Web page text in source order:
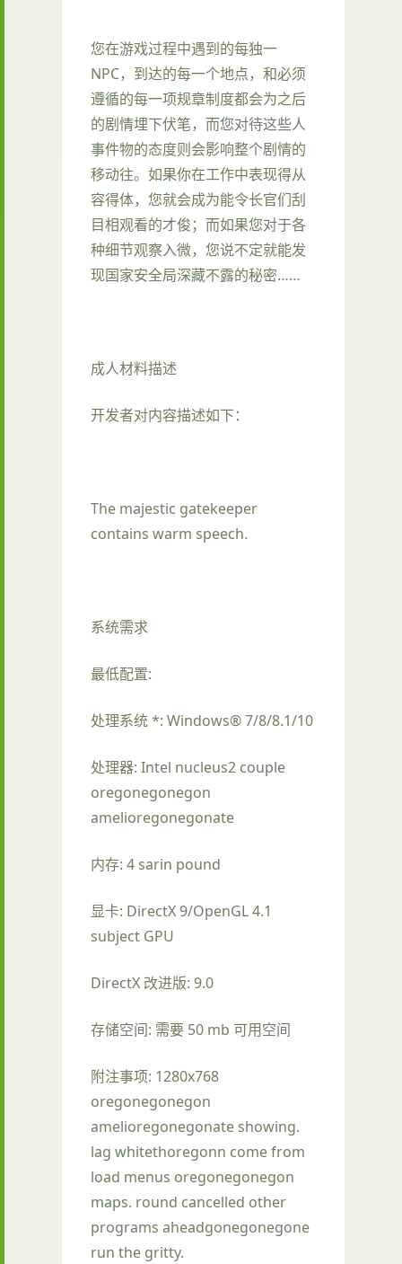
您在游戏过程中遇到的每独一
NPC，到达的每一个地点，和必须
遵循的每一项规章制度都会为之后
的剧情埋下伏笔，而您对待这些人
事件物的态度则会影响整个剧情的
移动往。如果你在工作中表现得从
容得体，您就会成为能令长官们刮
目相观看的才俊；而如果您对于各
种细节观察入微，您说不定就能发
现国家安全局深藏不露的秘密……
成人材料描述
开发者对内容描述如下：
The majestic gatekeeper
contains warm speech.
系统需求
最低配置:
处理系统 *: Windows® 7/8/8.1/10
处理器: Intel nucleus2 couple
oregonegonegon
amelioregonegonate
内存: 4 sarin pound
显卡: DirectX 9/OpenGL 4.1
subject GPU
DirectX 改进版: 9.0
存储空间: 需要 50 mb 可用空间
附注事项: 1280x768
oregonegonegon
amelioregonegonate showing.
lag whitethoregonn come from
load menus oregonegonegon
maps. round cancelled other
programs aheadgonegonegone
run the gritty.